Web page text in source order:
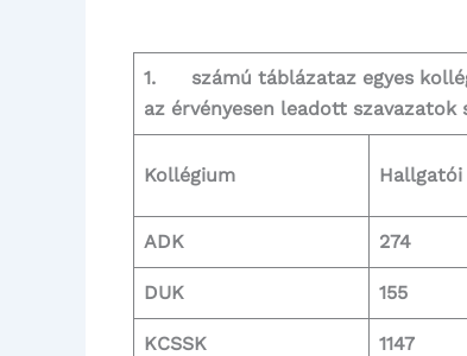
1. számú táblázataz egyes
az érvényesen leadott szavazatok
Kollégium
ADK 274
DUK 155
KCSSK 1147